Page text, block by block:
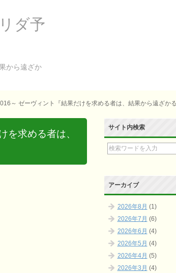
ダ予
から遠ざか
～ ゼーヴィント『結果だけを求める者は、結果から遠ざかる
を求める者は、
サイト内検索
アーカイブ
2026年8月 (1)
2026年7月 (6)
2026年6月 (4)
2026年5月 (4)
2026年4月 (5)
2026年3月 (4)